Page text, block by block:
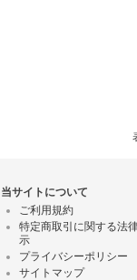
当サイトについて
ご利用規約
特定商取引に関する法
示
プライバシーポリシー
サイトマップ